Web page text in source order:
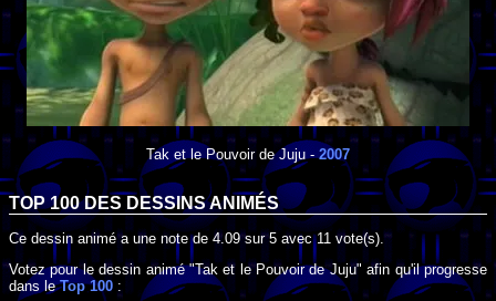
Tak et le Pouvoir de Juju -2007
TOP 100 DES DESSINS ANIMÉS
Ce dessin animé a une note de 4.09sur5 avec11 vote(s).
Votez pour le dessin animé "Tak et le Pouvoir de Juju" afin qu'il progresse
dans leTop 100 :